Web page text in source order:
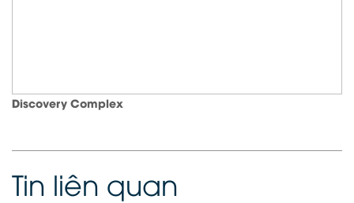
Discovery Complex
Tin liên quan